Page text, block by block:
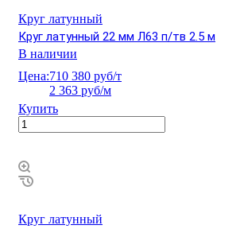
Круг латунный
Круг латунный 22 мм Л63 п/тв 2.5 м
В наличии
Цена:710 380 руб/т
2 363 руб/м
Купить
Круг латунный